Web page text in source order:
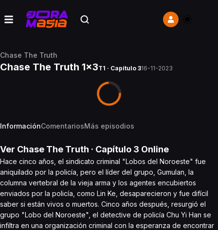
Chase The Truth
Chase The Truth 1x3T1 · Capítulo 316-11-2023
InformaciónComentariosMás episodios
Ver Chase The Truth · Capítulo 3 Online
Hace cinco años, el sindicato criminal "Lobos del Noroeste" fue
aniquilado por la policía, pero el líder del grupo, Gumulan, la
columna vertebral de la vieja arma y los agentes encubiertos
enviados por la policía, como Lin Ke, desaparecieron y fue difícil
saber si están vivos o muertos. Cinco años después, resurgió el
grupo "Lobo del Noroeste", el detective de policía Chu Yi Han se
infiltra en una organización criminal con la esperanza de encontrar